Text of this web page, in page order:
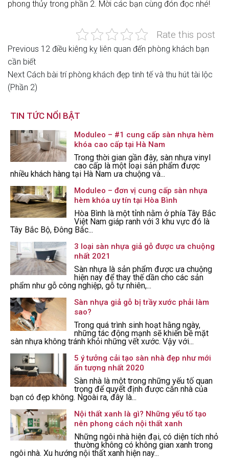
phong thủy trong phần 2. Mời các bạn cùng đón đọc nhé!
Rate this post
Điều
hướng
bài
viết
Previous
Post
Previous 12 điều kiêng kỵ liên quan đến phòng khách bạn
cần biết
Next
Post
Next Cách bài trí phòng khách đẹp tinh tế và thu hút tài lộc
(Phần 2)
TIN TỨC NỔI BẬT
Moduleo – #1 cung cấp sàn nhựa hèm
khóa cao cấp tại Hà Nam
Trong thời gian gần đây, sàn nhựa vinyl
cao cấp là một loại sản phẩm được
nhiều khách hàng tại Hà Nam ưa chuộng và...
Moduleo – đơn vị cung cấp sàn nhựa
hèm khóa uy tín tại Hòa Bình
Hòa Bình là một tỉnh nằm ở phía Tây Bắc
Việt Nam giáp ranh với 3 khu vực đó là
Tây Bắc Bộ, Đông Bắc...
3 loại sàn nhựa giả gỗ được ưa chuộng
nhất 2021
Sàn nhựa là sản phẩm được ưa chuộng
hiện nay để thay thế dần cho các sản
phẩm như gỗ công nghiệp, gỗ tự nhiên,...
Sàn nhựa giả gỗ bị trầy xước phải làm
sao?
Trong quá trình sinh hoạt hằng ngày,
những tác động mạnh sẽ khiến bề mặt
sàn nhựa không tránh khỏi những vết xước. Vậy với...
5 ý tưởng cải tạo sàn nhà đẹp như mới
ấn tượng nhất 2020
Sàn nhà là một trong những yếu tố quan
trọng để quyết định được căn nhà của
bạn có đẹp không. Ngoài ra, đây là...
Nội thất xanh là gì? Những yếu tố tạo
nên phong cách nội thất xanh
Những ngôi nhà hiện đại, có diện tích nhỏ
thường không có không gian xanh trong
ngôi nhà. Xu hướng nội thất xanh hiện nay...